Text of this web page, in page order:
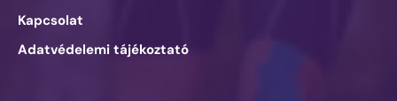
Kapcsolat
Adatvédelemi tájékoztató